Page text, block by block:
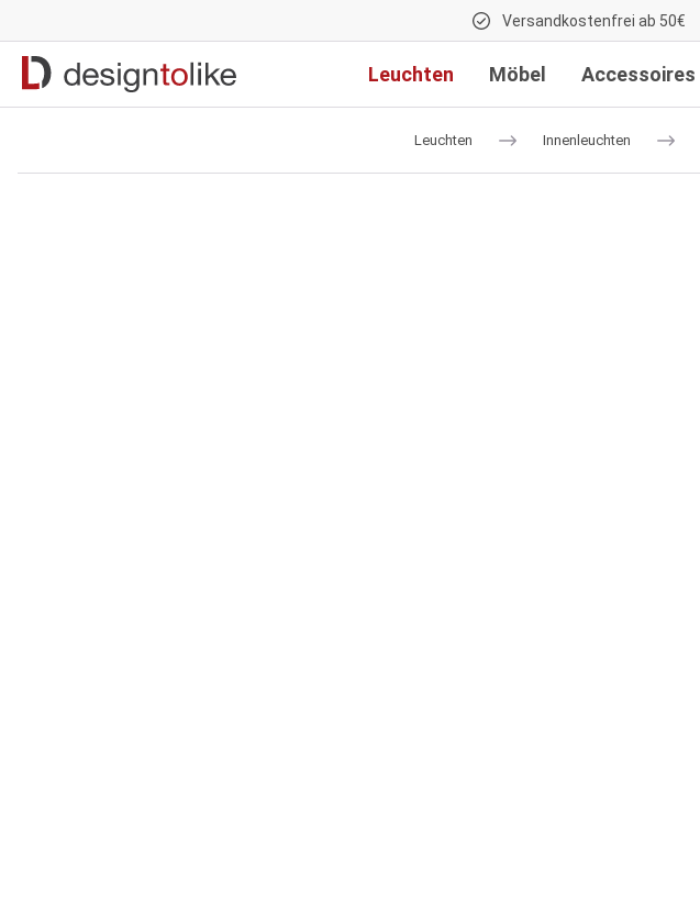
Versandkostenfrei ab 50€
Leuchten Möbel Accessoires
Leuchten Innenleuchten